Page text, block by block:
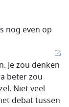
nog even op
Je zou denken
beter zou
Niet veel
debat tussen